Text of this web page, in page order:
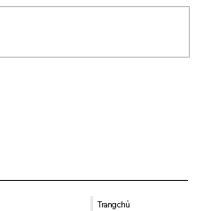
Trang chủ